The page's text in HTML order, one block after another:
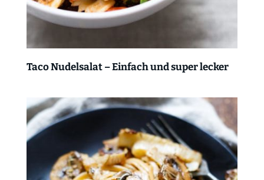
Taco Nudelsalat – Einfach und super lecker